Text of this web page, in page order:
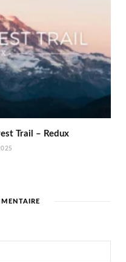
Trail – Redux